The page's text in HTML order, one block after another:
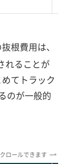
根費用は、
れることが
めてトラック
のが一般的
クロールできます